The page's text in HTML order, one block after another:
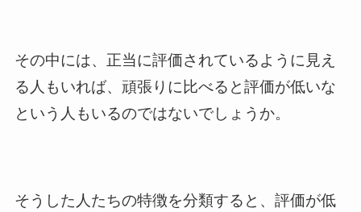
その中には、正当に評価されているように見え
る人もいれば、頑張りに比べると評価が低いな
という人もいるのではないでしょうか。
そうした人たちの特徴を分類すると、評価が低